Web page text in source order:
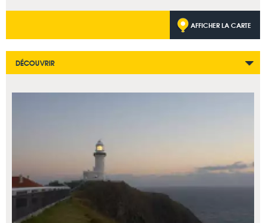
AFFICHER LA CARTE
DÉCOUVRIR